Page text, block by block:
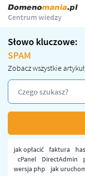
Centrum wiedzy
Słowo kluczowe:
SPAM
Zobacz wszystkie
jak opłacić faktura
cPanel
DirectAdmin
wersja php
jak